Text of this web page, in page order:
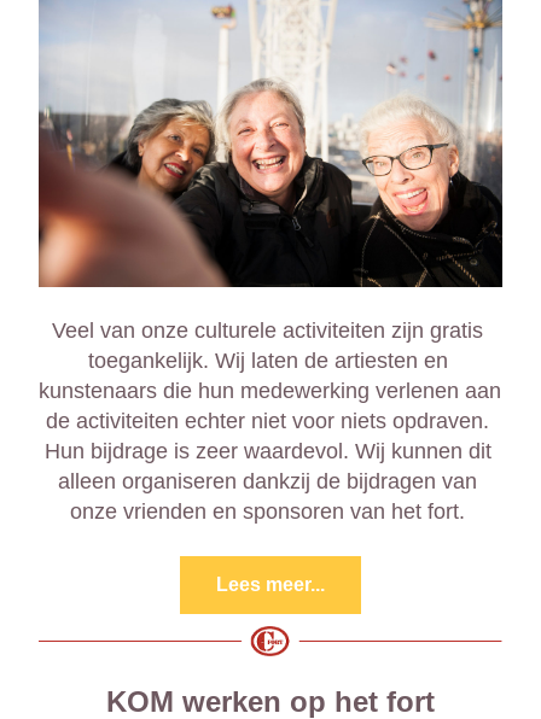
Veel van onze culturele activiteiten zijn gratis
toegankelijk. Wij laten de artiesten en
kunstenaars die hun medewerking verlenen aan
de activiteiten echter niet voor niets opdraven.
Hun bijdrage is zeer waardevol. Wij kunnen dit
alleen organiseren dankzij de bijdragen van
onze vrienden en sponsoren van het fort.
Lees meer...
KOM werken op het fort